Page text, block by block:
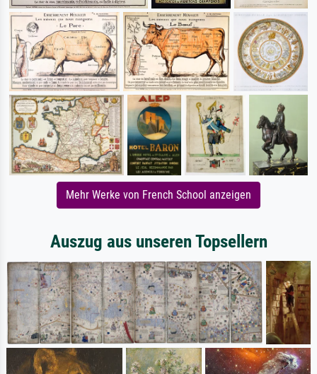
Mehr Werke von French School anzeigen
Auszug aus unseren Topsellern